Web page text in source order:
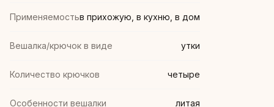
Применяемостьв прихожую, в кухню, в дом
Вешалка/крючок в виде утки
Количество крючков четыре
Особенности вешалки литая